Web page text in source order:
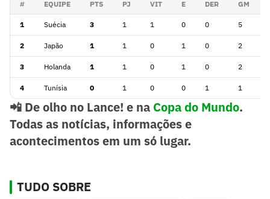
# EQUIPE PTS PJ VIT E DER GM
1 Suécia 3 1 1 0 0 5
2 Japão 1 1 0 1 0 2
3 Holanda 1 1 0 1 0 2
4 Tunísia 0 1 0 0 1 1
📲 De olho no Lance! e na Copa do Mundo.
Todas as notícias, informações e
acontecimentos em um só lugar.
TUDO SOBRE